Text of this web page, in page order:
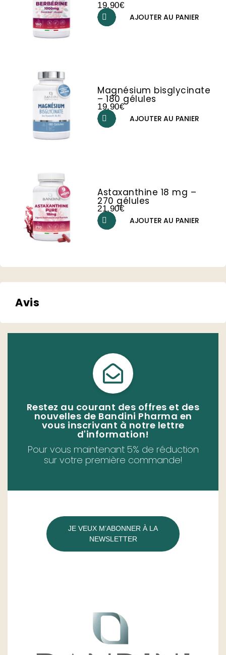
19,90€
AJOUTER AU PANIER
Magnésium bisglycinate
– 180 gélules
19,90€
AJOUTER AU PANIER
Astaxanthine 18 mg –
270 gélules
21,90€
AJOUTER AU PANIER
Avis
Restez au courant des offres et des
nouvelles de Bandini Pharma en
vous inscrivant à notre lettre
d'information!
Pour vous maintenant 5% de réduction
sur votre première commande!
JE VEUX M’ABONNER À LA
NEWSLETTER